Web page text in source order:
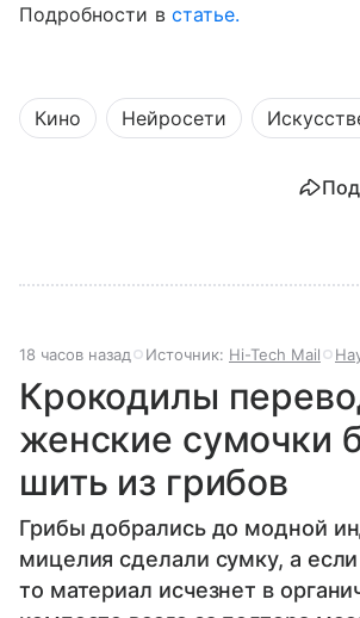
Подробности в статье.
Кино Нейросети
18 часов назад Источник: Hi-Tech Mail
Крокодилы
женские сумочки
шить из грибов
Грибы добрались до модной
мицелия сделали сумку, а
то материал исчезнет в